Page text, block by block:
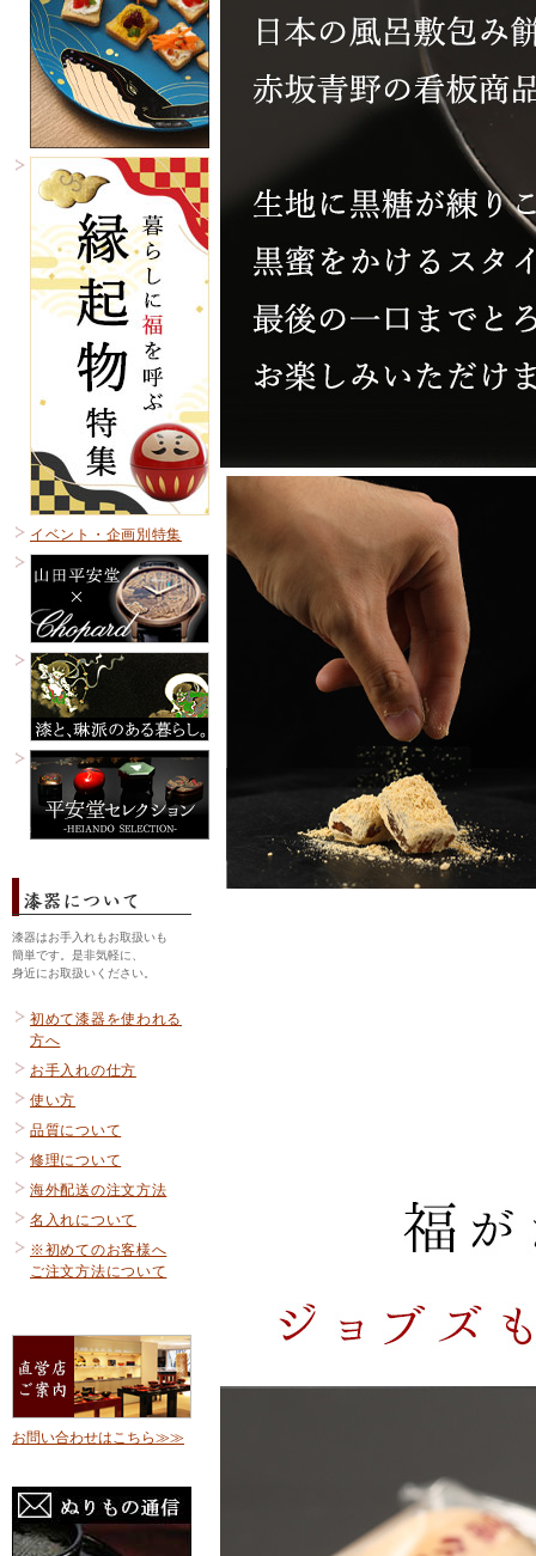
イベント・企画別特集
漆器はお手入れもお取扱いも
簡単です。是非気軽に、
身近にお取扱いください。
初めて漆器を使われる
方へ
お手入れの仕方
使い方
品質について
修理について
海外配送の注文方法
名入れについて
※初めてのお客様へ
ご注文方法について
お問い合わせはこちら≫≫